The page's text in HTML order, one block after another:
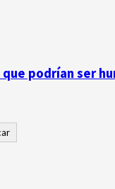
podrían ser